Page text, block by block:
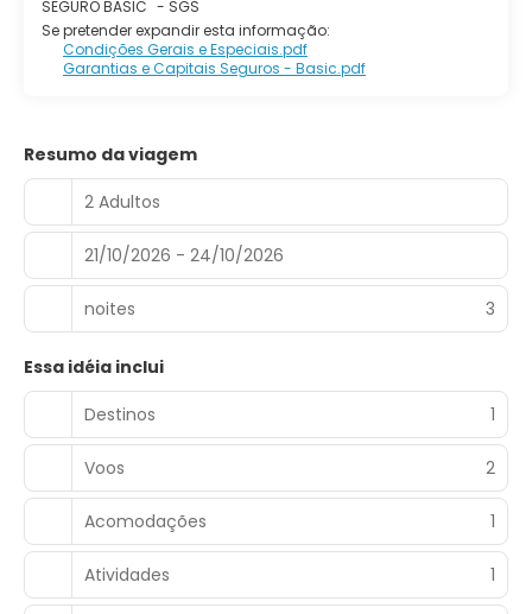
SEGURO BASIC - SGS
Se pretender expandir esta informação:
Condições Gerais e Especiais.pdf
Garantias e Capitais Seguros - Basic.pdf
Resumo da viagem
2 Adultos
21/10/2026 - 24/10/2026
noites 3
Essa idéia inclui
Destinos
1
Voos 2
Acomodações 1
Atividades 1